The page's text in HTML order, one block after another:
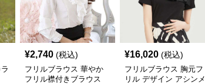
¥2,740 (税込)
フリルブラウス 華やか
フリル襟付きブラウス
¥16,020 (税込)
フリルブラウス 胸元フ
リル デザイン アシンメ